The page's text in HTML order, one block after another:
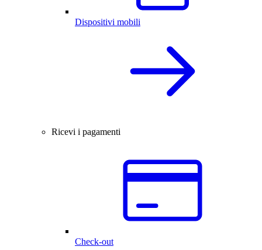
Dispositivi mobili
Ricevi i pagamenti
Check-out